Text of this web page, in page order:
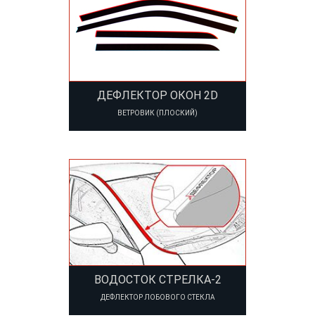
ДЕФЛЕКТОР ОКОН 2D
ВЕТРОВИК (ПЛОСКИЙ)
ВОДОСТОК СТРЕЛКА-2
ДЕФЛЕКТОР ЛОБОВОГО СТЕКЛА